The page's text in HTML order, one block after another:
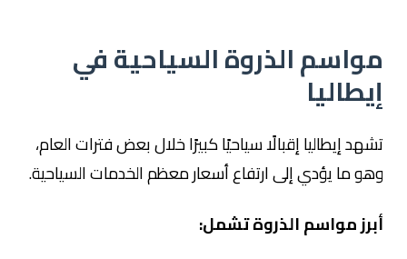
مواسم الذروة السياحية في
إيطاليا
تشهد إيطاليا إقبالًا سياحيًا كبيرًا خلال بعض فترات العام،
وهو ما يؤدي إلى ارتفاع أسعار معظم الخدمات السياحية.
أبرز مواسم الذروة تشمل: